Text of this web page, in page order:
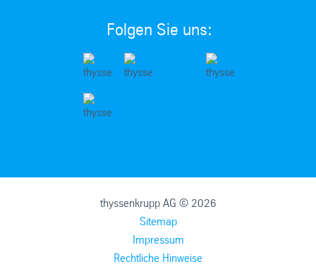
Folgen Sie uns:
thyssenkrupp AG © 2026
Sitemap
Impressum
Rechtliche Hinweise